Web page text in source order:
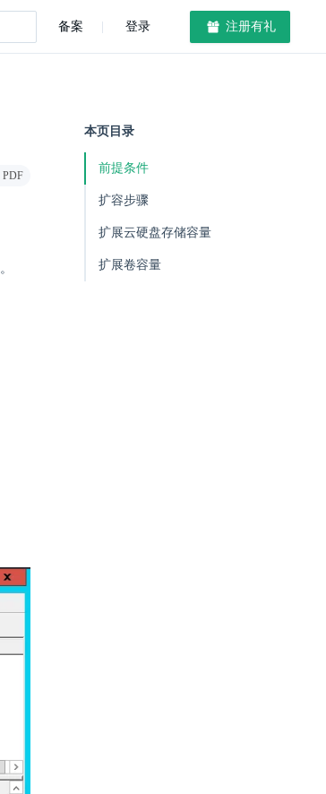
备案 登录 注册有礼
PDF
。
本页目录
前提条件
扩容步骤
扩展云硬盘存储容量
扩展卷容量